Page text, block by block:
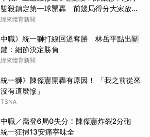
雙殺鎖定第一球開轟 前幾局得分大家放開
了
緯來體育新聞
中職》統一獅打線回溫奪勝 林岳平點出關
鍵：細節決定勝負
緯來體育新聞
統一獅》陳傑憲開轟有原因！ 「我之前從來
沒有這麼慘」
TSNA
中職／喬登6局0失分！陳傑憲炸裂2分砲
統一狂掃13安痛宰味全